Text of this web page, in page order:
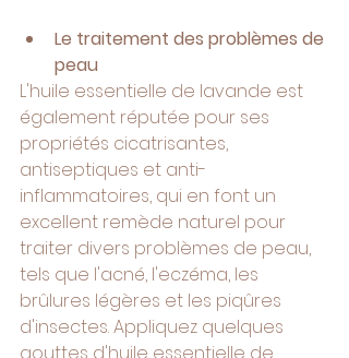
Le traitement des problèmes de
peau
L'huile essentielle de lavande est
également réputée pour ses
propriétés cicatrisantes,
antiseptiques et anti-
inflammatoires, qui en font un
excellent remède naturel pour
traiter divers problèmes de peau,
tels que l'acné, l'eczéma, les
brûlures légères et les piqûres
d'insectes. Appliquez quelques